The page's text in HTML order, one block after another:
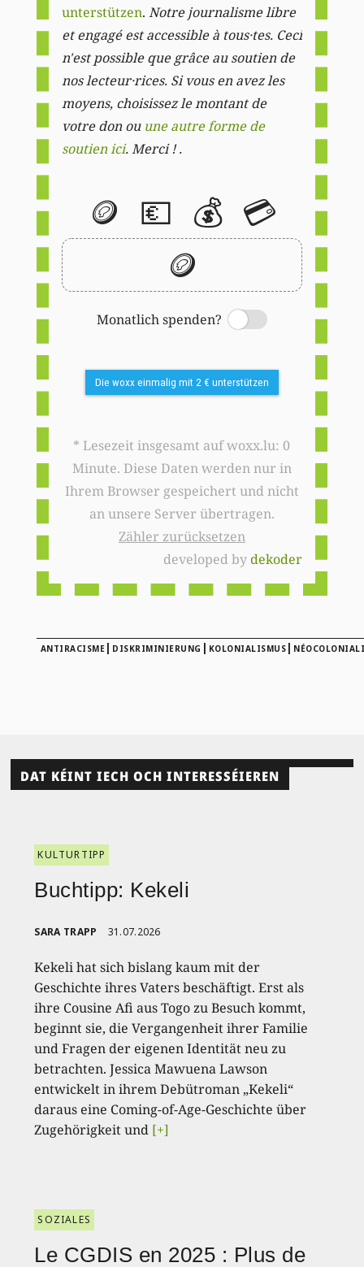
unterstützen. Notre journalisme libre
et engagé est accessible à tous·tes. Ceci
n'est possible que grâce au soutien de
nos lecteur·rices. Si vous en avez les
moyens, choisissez le montant de
votre don ou une autre forme de
soutien ici. Merci ! .
🪙 💶 💰 💳
🪙
Monatlich spenden?
Switch
Die woxx einmalig mit 2 € unterstützen
* Lesezeit insgesamt auf woxx.lu: 0
Minute. Diese Daten werden nur in
Ihrem Browser gespeichert und nicht
an unsere Server übertragen.
Zähler zurücksetzen
developed bydekoder
ANTIRACISME | DISKRIMINIERUNG | KOLONIALISMUS |
DAT KÉINT IECH OCH INTERESSÉIEREN
KULTURTIPP
Buchtipp: Kekeli
SARA TRAPP 31.07.2026
Kekeli hat sich bislang kaum mit der
Geschichte ihres Vaters beschäftigt. Erst als
ihre Cousine Afi aus Togo zu Besuch kommt,
beginnt sie, die Vergangenheit ihrer Familie
und Fragen der eigenen Identität neu zu
betrachten. Jessica Mawuena Lawson
entwickelt in ihrem Debütroman „Kekeli“
daraus eine Coming-of-Age-Geschichte über
Zugehörigkeit und [+]
SOZIALES
Le CGDIS en 2025 : Plus de